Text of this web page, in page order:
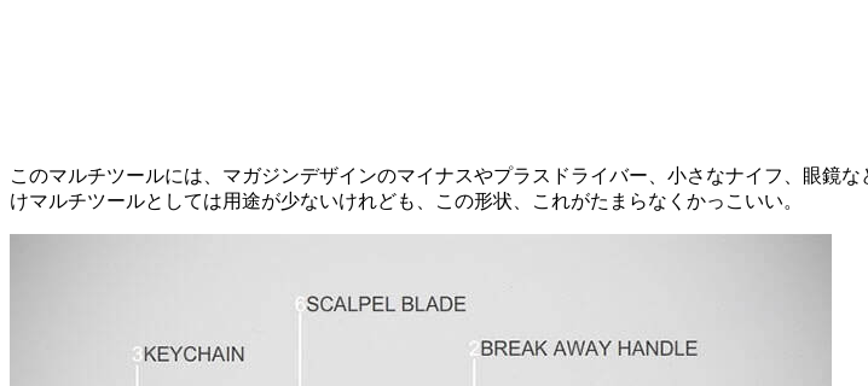
このマルチツールには、マガジンデザインのマイナスやプラスドライバー、小さなナイフ、眼鏡
けマルチツールとしては用途が少ないけれども、この形状、これがたまらなくかっこいい。